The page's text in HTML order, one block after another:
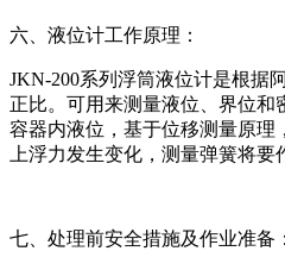
六、液位计工作原理：
JKN-200系列浮筒液位计是根据
正比。可用来测量液位、界位
容器内液位，基于位移测量原理
上浮力发生变化，测量弹簧将要
七、处理前安全措施及作业准备：